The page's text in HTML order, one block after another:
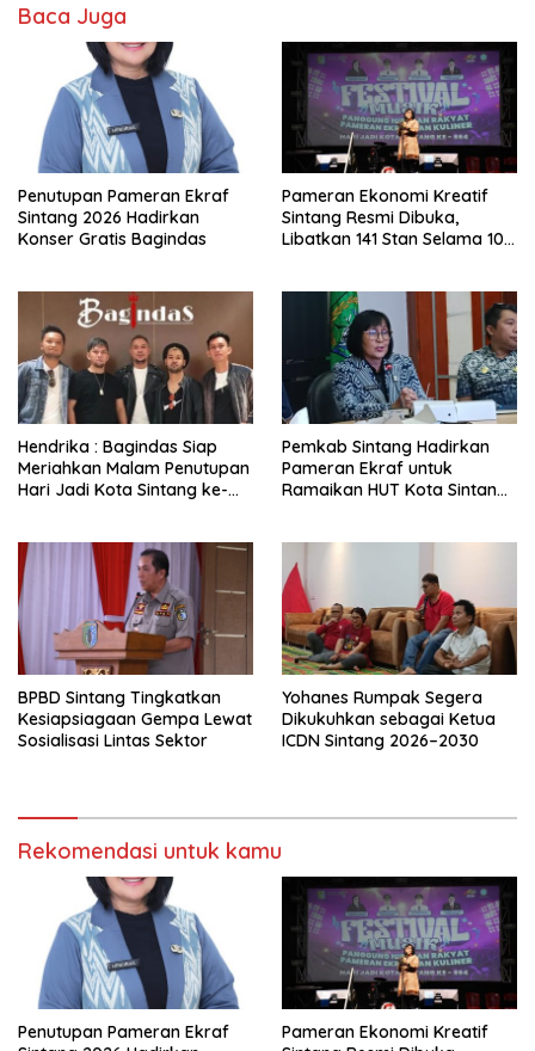
Baca Juga
Penutupan Pameran Ekraf
Sintang 2026 Hadirkan
Konser Gratis Bagindas
Pameran Ekonomi Kreatif
Sintang Resmi Dibuka,
Libatkan 141 Stan Selama 10
Hendrika : Bagindas Siap
Meriahkan Malam Penutupan
Hari Jadi Kota Sintang ke-
Pemkab Sintang Hadirkan
Pameran Ekraf untuk
Ramaikan HUT Kota Sintang
BPBD Sintang Tingkatkan
Kesiapsiagaan Gempa Lewat
Sosialisasi Lintas Sektor
Yohanes Rumpak Segera
Dikukuhkan sebagai Ketua
ICDN Sintang 2026–2030
Rekomendasi untuk kamu
Penutupan Pameran Ekraf
Pameran Ekonomi Kreatif